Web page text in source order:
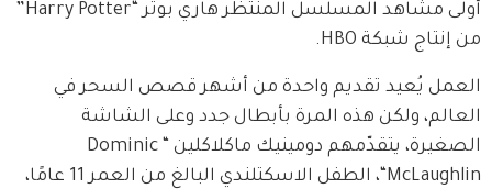
أولى مشاهد المسلسل المنتظر هاري بوتر “Harry Potter”
من إنتاج شبكة HBO.
العمل يُعيد تقديم واحدة من أشهر قصص السحر في
العالم، ولكن هذه المرة بأبطال جدد وعلى الشاشة
الصغيرة، يتقدّمهم دومينيك ماكلاكلين “Dominic
McLaughlin“، الطفل الاسكتلندي البالغ من العمر 11 عامًا،